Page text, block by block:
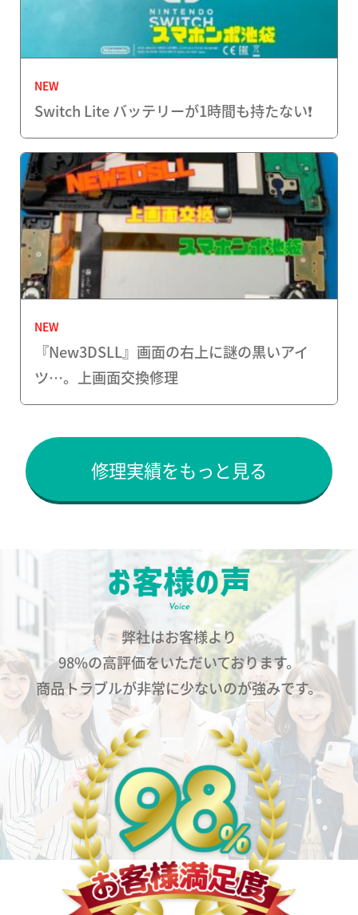
NEW
Switch Lite バッテリーが1時間も持たない❗️
NEW
『New3DSLL』画面の右上に謎の黒いアイ
ツ…。上画面交換修理
修理実績をもっと見る
弊社はお客様より
98%の高評価をいただいております。
商品トラブルが非常に少ないのが強みです。